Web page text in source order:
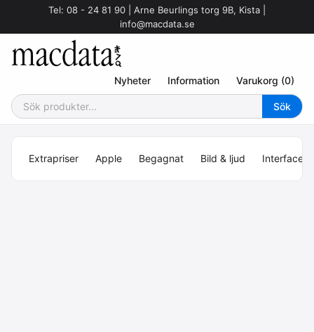
Tel: 08 - 24 81 90 | Arne Beurlings torg 9B, Kista |
info@macdata.se
Nyheter Information Varukorg (0)
Extrapriser Apple Begagnat Bild & ljud Interface